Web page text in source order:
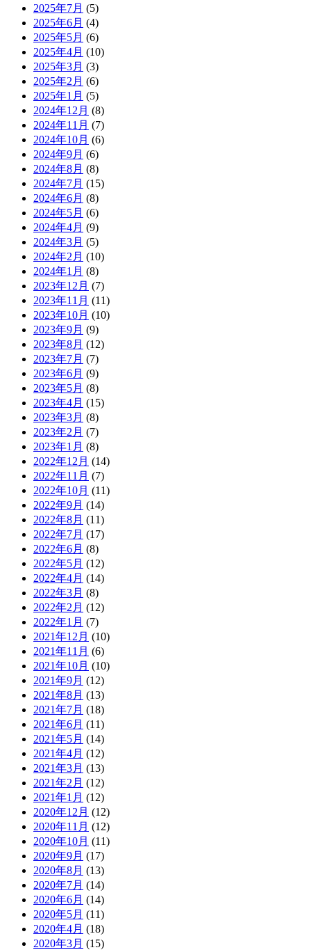
2025年7月 (5)
2025年6月 (4)
2025年5月 (6)
2025年4月 (10)
2025年3月 (3)
2025年2月 (6)
2025年1月 (5)
2024年12月 (8)
2024年11月 (7)
2024年10月 (6)
2024年9月 (6)
2024年8月 (8)
2024年7月 (15)
2024年6月 (8)
2024年5月 (6)
2024年4月 (9)
2024年3月 (5)
2024年2月 (10)
2024年1月 (8)
2023年12月 (7)
2023年11月 (11)
2023年10月 (10)
2023年9月 (9)
2023年8月 (12)
2023年7月 (7)
2023年6月 (9)
2023年5月 (8)
2023年4月 (15)
2023年3月 (8)
2023年2月 (7)
2023年1月 (8)
2022年12月 (14)
2022年11月 (7)
2022年10月 (11)
2022年9月 (14)
2022年8月 (11)
2022年7月 (17)
2022年6月 (8)
2022年5月 (12)
2022年4月 (14)
2022年3月 (8)
2022年2月 (12)
2022年1月 (7)
2021年12月 (10)
2021年11月 (6)
2021年10月 (10)
2021年9月 (12)
2021年8月 (13)
2021年7月 (18)
2021年6月 (11)
2021年5月 (14)
2021年4月 (12)
2021年3月 (13)
2021年2月 (12)
2021年1月 (12)
2020年12月 (12)
2020年11月 (12)
2020年10月 (11)
2020年9月 (17)
2020年8月 (13)
2020年7月 (14)
2020年6月 (14)
2020年5月 (11)
2020年4月 (18)
2020年3月 (15)